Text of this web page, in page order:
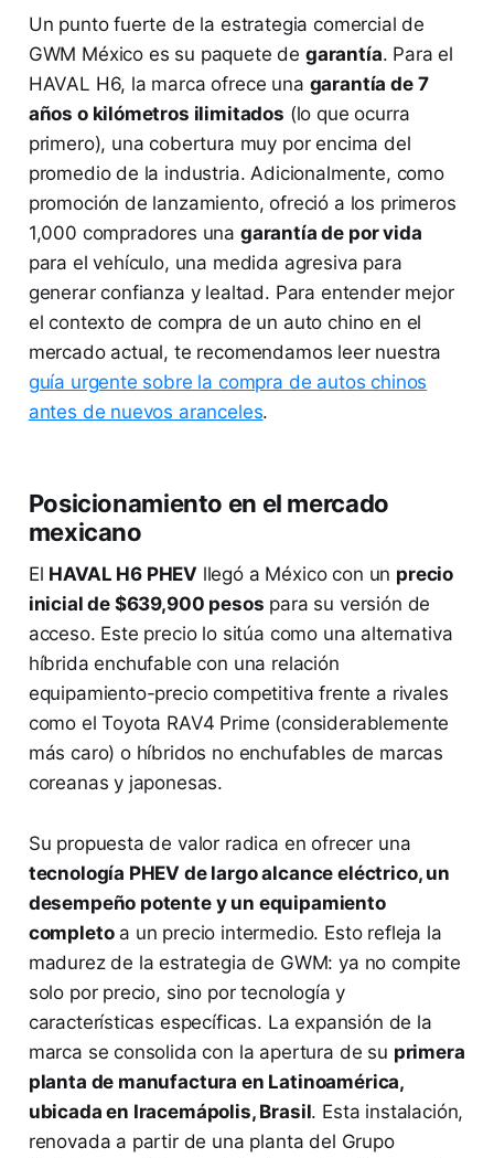
Un punto fuerte de la estrategia comercial de
GWM México es su paquete de garantía. Para el
HAVAL H6, la marca ofrece una garantía de 7
años o kilómetros ilimitados (lo que ocurra
primero), una cobertura muy por encima del
promedio de la industria. Adicionalmente, como
promoción de lanzamiento, ofreció a los primeros
1,000 compradores una garantía de por vida
para el vehículo, una medida agresiva para
generar confianza y lealtad. Para entender mejor
el contexto de compra de un auto chino en el
mercado actual, te recomendamos leer nuestra
guía urgente sobre la compra de autos chinos
antes de nuevos aranceles.
Posicionamiento en el mercado
mexicano
El HAVAL H6 PHEV llegó a México con un precio
inicial de $639,900 pesos para su versión de
acceso. Este precio lo sitúa como una alternativa
híbrida enchufable con una relación
equipamiento-precio competitiva frente a rivales
como el Toyota RAV4 Prime (considerablemente
más caro) o híbridos no enchufables de marcas
coreanas y japonesas.
Su propuesta de valor radica en ofrecer una
tecnología PHEV de largo alcance eléctrico, un
desempeño potente y un equipamiento
completoa un precio intermedio. Esto refleja la
madurez de la estrategia de GWM: ya no compite
solo por precio, sino por tecnología y
características específicas. La expansión de la
marca se consolida con la apertura de su primera
planta de manufactura en Latinoamérica,
ubicada en Iracemápolis, Brasil. Esta instalación,
renovada a partir de una planta del Grupo